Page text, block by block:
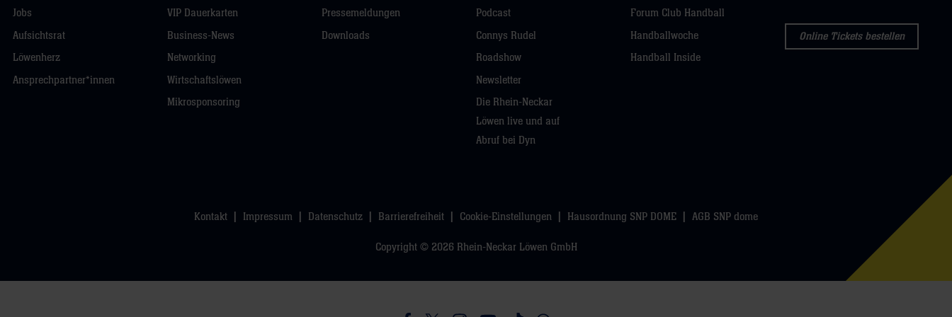
Jobs
Aufsichtsrat
Löwenherz
Ansprechpartner*innen
VIP Dauerkarten
Business-News
Networking
Wirtschaftslöwen
Mikrosponsoring
Pressemeldungen
Downloads
Podcast
Connys Rudel
Roadshow
Newsletter
Die Rhein-Neckar
Löwen live und auf
Abruf bei Dyn
Forum Club Handball
Handballwoche
Handball Inside
Online Tickets bestellen
Kontakt Impressum Datenschutz Barrierefreiheit Cookie-Einstellungen Hausordnung SNP DOME AGB SNP dome
Copyright © 2026 Rhein-Neckar Löwen GmbH